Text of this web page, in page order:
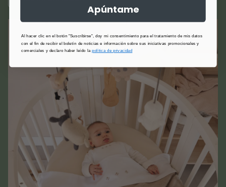
Apúntame
Al hacer clic en el botón "Suscribirse", doy mi consentimiento para el tratamiento de mis datos
con el fin de recibir el boletín de noticias e información sobre sus iniciativas promocionales y
comerciales y declaro haber leído la política de privacidad